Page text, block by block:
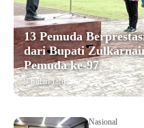
13 Pemuda
dari Bupati
Pemuda ke-97
9 bulan lalu
Nasional